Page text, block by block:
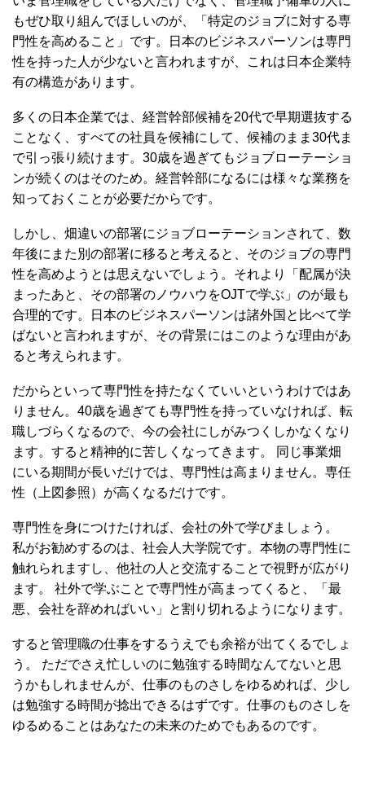
もぜひ取り組んでほしいのが、「特定のジョブに対する専
門性を高めること」です。日本のビジネスパーソンは専門
性を持った人が少ないと言われますが、これは日本企業特
有の構造があります。
多くの日本企業では、経営幹部候補を20代で早期選抜する
ことなく、すべての社員を候補にして、候補のまま30代ま
で引っ張り続けます。30歳を過ぎてもジョブローテーショ
ンが続くのはそのため。経営幹部になるには様々な業務を
知っておくことが必要だからです。
しかし、畑違いの部署にジョブローテーションされて、数
年後にまた別の部署に移ると考えると、そのジョブの専門
性を高めようとは思えないでしょう。それより「配属が決
まったあと、その部署のノウハウをOJTで学ぶ」のが最も
合理的です。日本のビジネスパーソンは諸外国と比べて学
ばないと言われますが、その背景にはこのような理由があ
ると考えられます。
だからといって専門性を持たなくていいというわけではあ
りません。40歳を過ぎても専門性を持っていなければ、転
職しづらくなるので、今の会社にしがみつくしかなくなり
ます。すると精神的に苦しくなってきます。 同じ事業畑
にいる期間が長いだけでは、専門性は高まりません。専任
性（上図参照）が高くなるだけです。
専門性を身につけたければ、会社の外で学びましょう。
私がお勧めするのは、社会人大学院です。本物の専門性に
触れられますし、他社の人と交流することで視野が広がり
ます。 社外で学ぶことで専門性が高まってくると、「最
悪、会社を辞めればいい」と割り切れるようになります。
すると管理職の仕事をするうえでも余裕が出てくるでしょ
う。 ただでさえ忙しいのに勉強する時間なんてないと思
うかもしれませんが、仕事のものさしをゆるめれば、少し
は勉強する時間が捻出できるはずです。仕事のものさしを
ゆるめることはあなたの未来のためでもあるのです。